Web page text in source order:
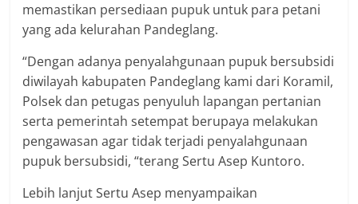
memastikan persediaan pupuk untuk para petani
yang ada kelurahan Pandeglang.
“Dengan adanya penyalahgunaan pupuk bersubsidi
diwilayah kabupaten Pandeglang kami dari Koramil,
Polsek dan petugas penyuluh lapangan pertanian
serta pemerintah setempat berupaya melakukan
pengawasan agar tidak terjadi penyalahgunaan
pupuk bersubsidi, “terang Sertu Asep Kuntoro.
Lebih lanjut Sertu Asep menyampaikan